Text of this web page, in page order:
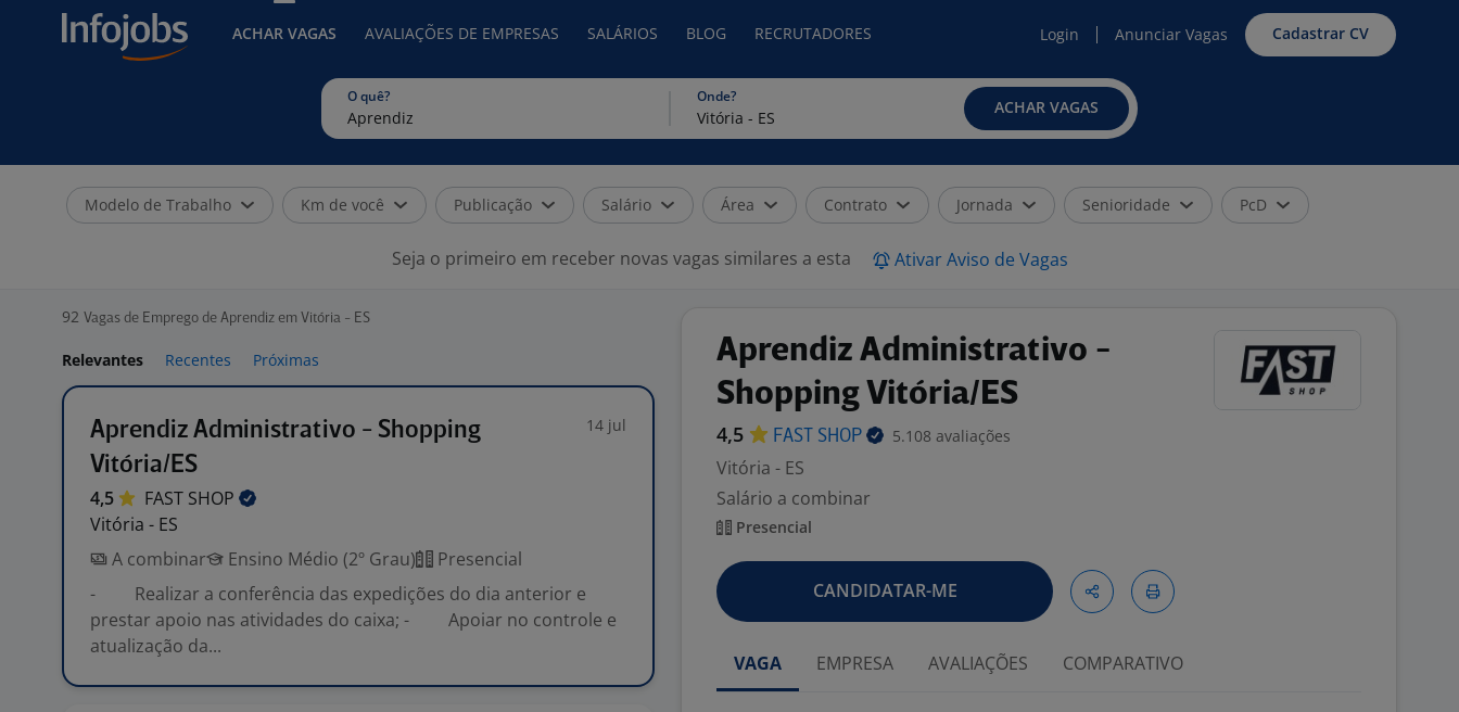
ACHAR VAGAS AVALIAÇÕES DE EMPRESAS SALÁRIOS BLOG RECRUTADORES Login Anunciar Vagas Cadastrar CV
O quê? Onde?
ACHAR VAGAS
Modelo de Trabalho Km de você Publicação Salário Área Contrato Jornada Senioridade PcD
Seja o primeiro em receber novas vagas similares a esta Ativar Aviso de Vagas
92 Vagas de Emprego de Aprendiz em Vitória - ES
Relevantes Recentes Próximas
Aprendiz Administrativo - Shopping
Vitória/ES
14 jul
4,5 FAST SHOP
Vitória - ES
A combinar
Ensino Médio (2º Grau)
Presencial
- Realizar a conferência das expedições do dia anterior e
prestar apoio nas atividades do caixa; - Apoiar no controle e
atualização da...
Aprendiz Administrativo -
Shopping Vitória/ES
4,5 FAST SHOP 5.108 avaliações
Vitória - ES
Salário a combinar
Presencial
CANDIDATAR-ME
VAGA EMPRESA AVALIAÇÕES COMPARATIVO